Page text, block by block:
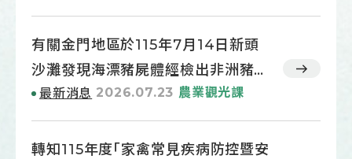
https://fishingalien.toff.org.tw/7)
有關金門地區於115年7月14日新頭
沙灘發現海漂豬屍體經檢出非洲豬瘟
病毒核酸陽性，為防範疫病入侵我
國，請依說明事項轉知及輔導所轄
（屬）豬隻畜牧場落實各項自衛防疫
最新消息 2026.07.23 農業觀光課
轉知115年度｢家禽常見疾病防控暨安